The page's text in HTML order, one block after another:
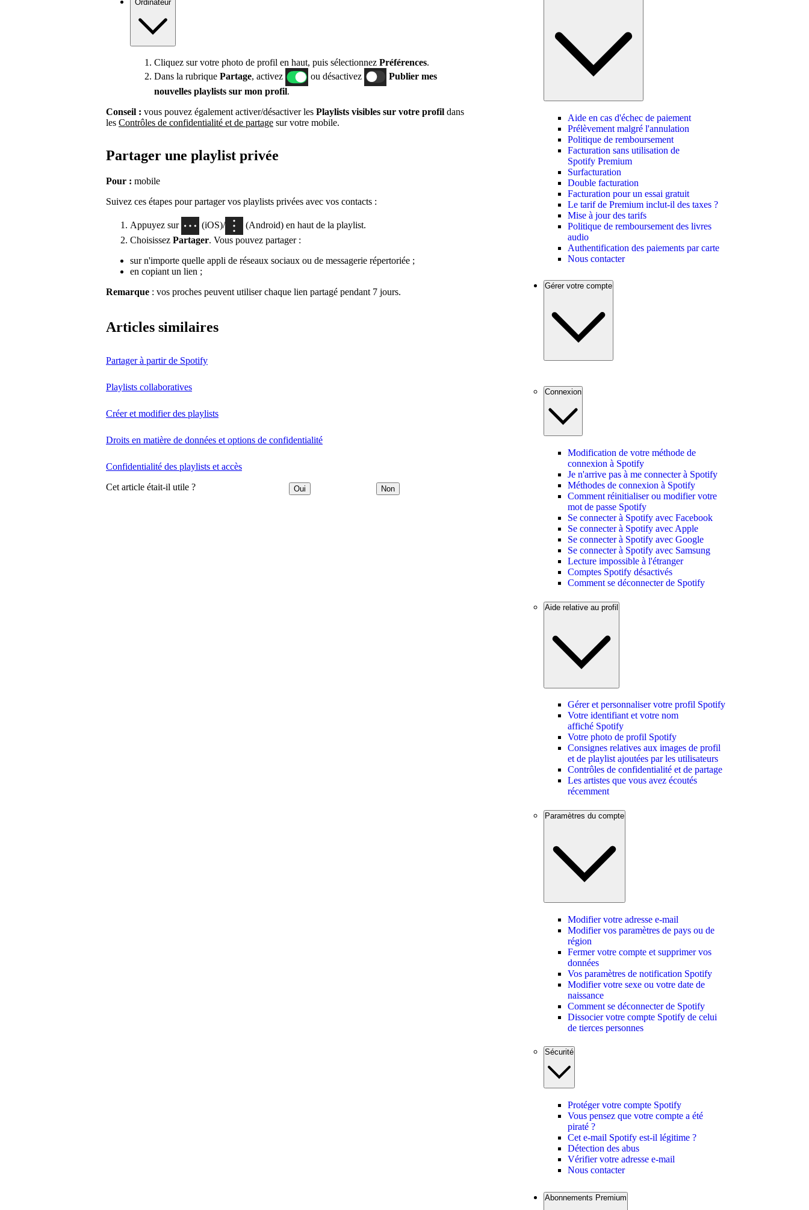
Ordinateur
Cliquez sur votre photo de profil en haut, puis sélectionnez Préférences.
Dans la rubrique Partage, activez ou désactivez
Publier mes
nouvelles playlists sur mon profil.
Conseil : vous pouvez également activer/désactiver les Playlists visibles sur votre profil dans
les Contrôles de confidentialité et de partage sur votre mobile.
Partager une playlist privée
Pour : mobile
Suivez ces étapes pour partager vos playlists privées avec vos contacts :
Appuyez sur (iOS)/
(Android) en haut de la playlist.
Choisissez Partager. Vous pouvez partager :
sur n'importe quelle appli de réseaux sociaux ou de messagerie répertoriée ;
en copiant un lien ;
Remarque : vos proches peuvent utiliser chaque lien partagé pendant 7 jours.
Articles similaires
Partager à partir de Spotify
Playlists collaboratives
Créer et modifier des playlists
Droits en matière de données et options de confidentialité
Confidentialité des playlists et accès
Cet article était-il utile ? Oui Non
Aide en cas d'échec de paiement
Prélèvement malgré l'annulation
Politique de remboursement
Facturation sans utilisation de
Spotify Premium
Surfacturation
Double facturation
Facturation pour un essai gratuit
Le tarif de Premium inclut-il des taxes ?
Mise à jour des tarifs
Politique de remboursement des livres
audio
Authentification des paiements par carte
Nous contacter
Gérer votre compte
Connexion
Modification de votre méthode de
connexion à Spotify
Je n'arrive pas à me connecter à Spotify
Méthodes de connexion à Spotify
Comment réinitialiser ou modifier votre
mot de passe Spotify
Se connecter à Spotify avec Facebook
Se connecter à Spotify avec Apple
Se connecter à Spotify avec Google
Se connecter à Spotify avec Samsung
Lecture impossible à l'étranger
Comptes Spotify désactivés
Comment se déconnecter de Spotify
Aide relative au profil
Gérer et personnaliser votre profil Spotify
Votre identifiant et votre nom
affiché Spotify
Votre photo de profil Spotify
Consignes relatives aux images de profil
et de playlist ajoutées par les utilisateurs
Contrôles de confidentialité et de partage
Les artistes que vous avez écoutés
récemment
Paramètres du compte
Modifier votre adresse e-mail
Modifier vos paramètres de pays ou de
région
Fermer votre compte et supprimer vos
données
Vos paramètres de notification Spotify
Modifier votre sexe ou votre date de
naissance
Comment se déconnecter de Spotify
Dissocier votre compte Spotify de celui
de tierces personnes
Sécurité
Protéger votre compte Spotify
Vous pensez que votre compte a été
piraté ?
Cet e-mail Spotify est-il légitime ?
Détection des abus
Vérifier votre adresse e-mail
Nous contacter
Abonnements Premium